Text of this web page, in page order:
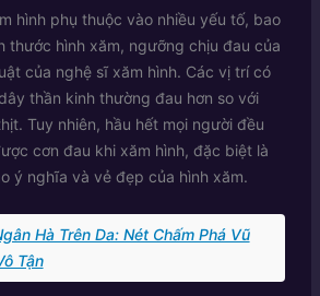
hình phụ thuộc vào nhiều yếu tố, bao
thước hình xăm, ngưỡng chịu đau của
của nghệ sĩ xăm hình. Các vị trí có
thần kinh thường đau hơn so với
Tuy nhiên, hầu hết mọi người đều
cơn đau khi xăm hình, đặc biệt là
ý nghĩa và vẻ đẹp của hình xăm.
Hà Trên Da: Nét Chấm Phá Vũ
Tận